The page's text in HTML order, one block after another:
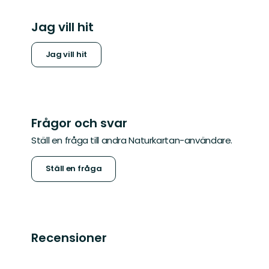
Jag vill hit
Jag vill hit
Frågor och svar
Ställ en fråga till andra Naturkartan-användare.
Ställ en fråga
Recensioner